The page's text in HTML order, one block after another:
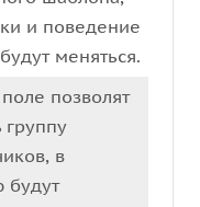
и поведение
меняться.
позволят
группу
в
будут